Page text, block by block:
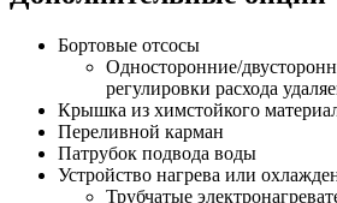
Бортовые отсосы
Односторонние/
регулировки расхода
Крышка из химстойкого
Переливной карман
Патрубок подвода воды
Устройство нагрева или
Трубчатые